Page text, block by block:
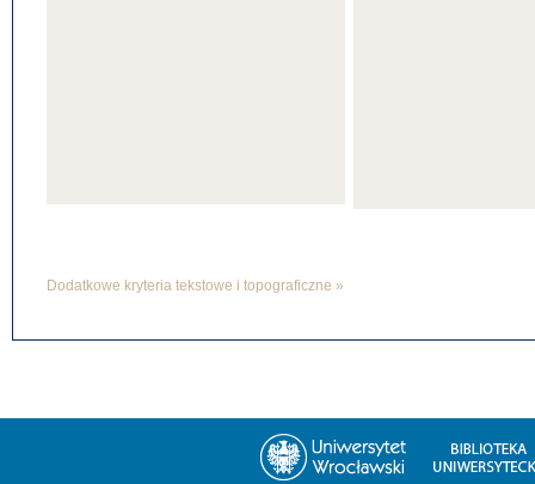
Dodatkowe kryteria tekstowe i topograficzne »